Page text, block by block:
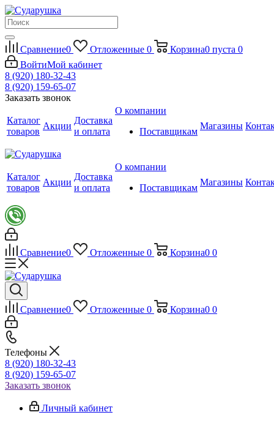
Сравнение0 Отложенные 0 Корзина0 пуста 0
ВойтиМой кабинет
8 (920) 180-32-43
8 (920) 159-65-07
Заказать звонок
Каталог
товаров
Акции
Доставка
и оплата
О компании
Поставщикам
Магазины
Каталог
товаров
Акции
Доставка
и оплата
О компании
Поставщикам
Магазины
Сравнение0 Отложенные 0 Корзина0 0
Сравнение0 Отложенные 0 Корзина0 0
Телефоны
8 (920) 180-32-43
8 (920) 159-65-07
Заказать звонок
Личный кабинет